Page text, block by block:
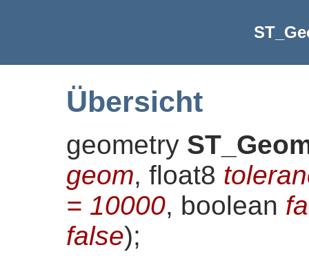
Übersicht
geometry
geom, float8
= 10000, boolean
false);